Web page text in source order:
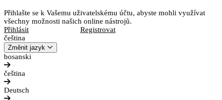
Přihlašte se k Vašemu uživatelskému účtu, abyste mohli využívat
všechny možnosti našich online nástrojů.
Přihlásit
Registrovat
čeština
Změnit jazyk
bosanski
čeština
Deutsch